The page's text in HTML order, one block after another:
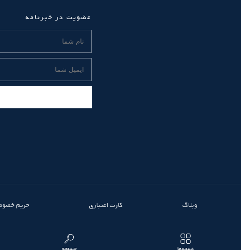
عضویت در خبرنامه
وبلاگ کارت اعتباری حریم